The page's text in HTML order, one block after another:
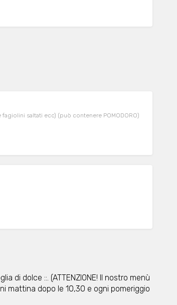
saltati ecc) (può contenere POMODORO)
di dolce ::. (ATTENZIONE! Il nostro menù
mattina dopo le 10,30 e ogni pomeriggio